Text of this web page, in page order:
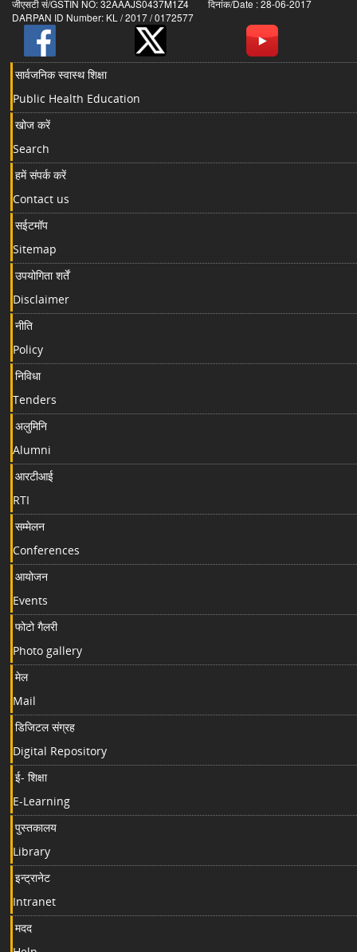
जीएसटी सं/GSTIN NO: 32AAAJS0437M1Z4 दिनांक/Date : 28-06-2017
DARPAN ID Number: KL / 2017 / 0172577
सार्वजनिक स्वास्थ शिक्षा
Public Health Education
खोज करें
Search
हमें संपर्क करें
Contact us
सईटमॉप
Sitemap
उपयोगिता शर्तें
Disclaimer
नीति
Policy
निविधा
Tenders
अलुमिनि
Alumni
आरटीआई
RTI
सम्मेलन
Conferences
आयोजन
Events
फोटो गैलरी
Photo gallery
मेल
Mail
डिजिटल संग्रह
Digital Repository
ई- शिक्षा
E-Learning
पुस्तकालय
Library
इन्ट्रानेट
Intranet
मदद